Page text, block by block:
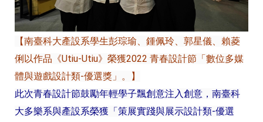
【南臺科大產設系學生彭琮瑜、鍾佩玲、郭星儀、賴菱
俐以作品《Utiu-Utiu》榮獲2022 青春設計節「數位多媒
體與遊戲設計類-優選獎」。】
此次青春設計節鼓勵年輕學子飄創意注入創意，南臺科
大多樂系與產設系榮獲「策展實踐與展示設計類-優選